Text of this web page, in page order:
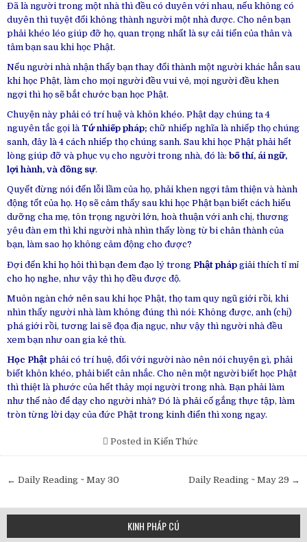
Ðã là người trong một nhà thì đều có duyên với nhau, nếu không có
duyên thì tuyệt đối không thành người một nhà được. Cho nên bạn
phải khéo léo giúp đỡ họ, quan trọng nhất là sự cải tiến của thân và
tâm bạn sau khi học Phật.
Nếu người nhà nhận thấy bạn thay đổi thành một người khác hẳn sau
khi học Phật, làm cho mọi người đều vui vẻ, mọi người đều khen
ngợi thì họ sẽ bắt chước bạn học Phật.
Chuyện này phải có trí huệ và khôn khéo. Phật dạy chúng ta 4
nguyên tắc gọi là Tứ nhiếp pháp; chữ nhiếp nghĩa là nhiếp thọ chúng
sanh, đây là 4 cách nhiếp thọ chúng sanh. Sau khi học Phật phải hết
lòng giúp đỡ và phục vụ cho người trong nhà, đó là: bố thí, ái ngữ,
lợi hành, và đồng sự.
Quyết đừng nói đến lỗi lầm của họ, phải khen ngợi tâm thiện và hành
động tốt của họ. Họ sẽ cảm thấy sau khi học Phật bạn biết cách hiếu
dưỡng cha mẹ, tôn trọng người lớn, hoà thuận với anh chị, thương
yêu đàn em thì khi người nhà nhìn thấy lòng từ bi chân thành của
bạn, làm sao họ không cảm động cho được?
Ðợi đến khi họ hỏi thì bạn đem đạo lý trong Phật pháp giải thích tỉ mỉ
cho họ nghe, như vậy thì họ đều được độ.
Muôn ngàn chớ nên sau khi học Phật, thọ tam quy ngũ giới rồi, khi
nhìn thấy người nhà làm không đúng thì nói: Không được, anh (chị)
phá giới rồi, tương lai sẽ đọa địa ngục, như vậy thì người nhà đều
xem bạn như oan gia kẻ thù.
Học Phật phải có trí huệ, đối với người nào nên nói chuyện gì, phải
biết khôn khéo, phải biết cân nhắc. Cho nên một người biết học Phật
thì thiệt là phước của hết thảy mọi người trong nhà. Bạn phải làm
như thế nào để dạy cho người nhà? Ðó là phải cố gắng thực tập, làm
tròn từng lời dạy của đức Phật trong kinh điển thì xong ngay.
Posted in Kiến Thức
Post Daily Reading ~ May 29 →
← Daily Reading ~ May 30
KINH PHÁP CÚ